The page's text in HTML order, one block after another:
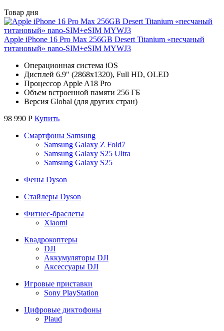
Товар дня
Apple iPhone 16 Pro Max 256GB Desert Titanium «песчаный
титановый» nano-SIM+eSIM MYWJ3
Операционная система iOS
Дисплей 6.9" (2868x1320), Full HD, OLED
Процессор Apple A18 Pro
Объем встроенной памяти 256 ГБ
Версия Global (для других стран)
98 990 Р Купить
Смартфоны Samsung
Samsung Galaxy Z Fold7
Samsung Galaxy S25 Ultra
Samsung Galaxy S25
Фены Dyson
Стайлеры Dyson
Фитнес-браслеты
Xiaomi
Квадрокоптеры
DJI
Аккумуляторы DJI
Аксессуары DJI
Игровые приставки
Sony PlayStation
Цифровые диктофоны
Plaud